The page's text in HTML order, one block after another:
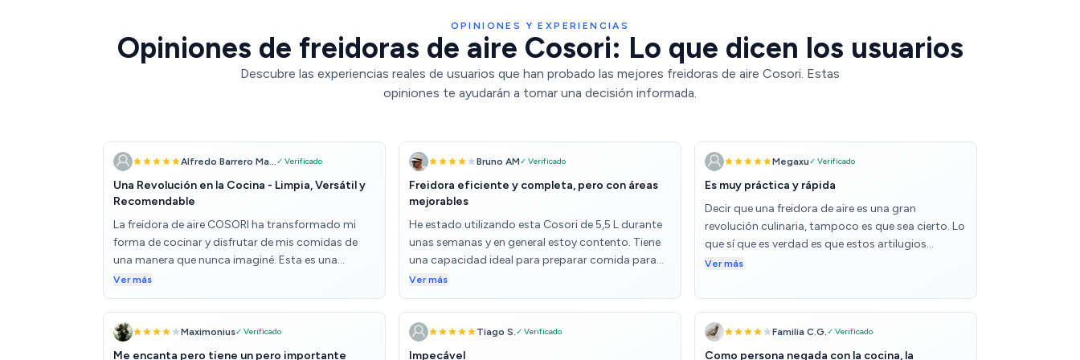
OPINIONES Y EXPERIENCIAS
Opiniones de freidoras de aire Cosori: Lo que dicen los usuarios
Descubre las experiencias reales de usuarios que han probado las mejores freidoras de aire Cosori. Estas
opiniones te ayudarán a tomar una decisión informada.
Alfredo Barrero Ma... ✓ Verificado
Una Revolución en la Cocina - Limpia, Versátil y
Recomendable
La freidora de aire COSORI ha transformado mi
forma de cocinar y disfrutar de mis comidas de
una manera que nunca imaginé. Esta es una
herramienta de cocina que no puedo dejar de
elogiar por su simplicidad, versatilidad y
rendimiento excepcionales. Lo primero que me
impresionó de esta freidora es lo limpio y sencillo
que es su funcionamiento. Con solo unos pocos
Ver más
Bruno AM✓ Verificado
Freidora eficiente y completa, pero con áreas
mejorables
He estado utilizando esta Cosori de 5,5 L durante
unas semanas y en general estoy contento. Tiene
una capacidad ideal para preparar comida para
varias personas, y realmente se nota la reducción
de grasa en comparación con una freidora
tradicional. Los programas automáticos y el
recetario son un plus, ayudan mucho a sacarle
partido sin complicarte demasiado. El panel táctil
Ver más
Megaxu✓ Verificado
Es muy práctica y rápida
Decir que una freidora de aire es una gran
revolución culinaria, tampoco es que sea cierto. Lo
que sí que es verdad es que estos artilugios
facilitan mucho el cocinar de forma rápida y sin
cocina de forma homogénea y en tiempo récord
comparado con el horno. Cosori es una de las
marcas más reconocidas y se nota en la calidad
final del producto. Es simple y funciona bien, pero
Ver más
Maximonius✓ Verificado
Me encanta pero tiene un pero importante
Tiago S. ✓ Verificado
Impecável
Familia C.G. ✓ Verificado
Como persona negada con la cocina, la